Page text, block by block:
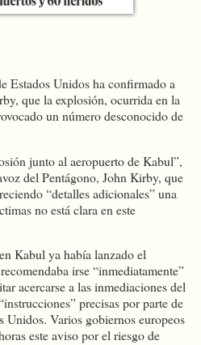
Estados Unidos ha confirmado a
que la explosión, ocurrida en la
un número desconocido de
junto al aeropuerto de Kabul”,
del Pentágono, John Kirby, que
“detalles adicionales” una
no está clara en este
Kabul ya había lanzado el
irse “inmediatamente”
acercarse a las inmediaciones del
precisas por parte de
Unidos. Varios gobiernos europeos
este aviso por el riesgo de